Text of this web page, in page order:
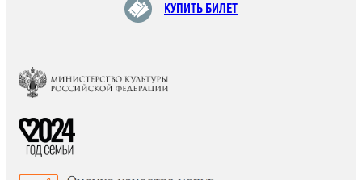
КУПИТЬ БИЛЕТ